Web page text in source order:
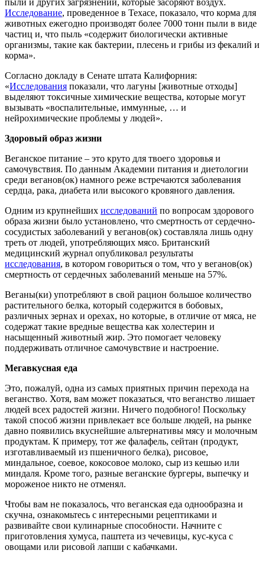
Исследование, проведенное в Техасе, показало, что корма для
животных ежегодно производят более 7000 тонн пыли в виде
частиц и, что пыль «содержит биологически активные
организмы, такие как бактерии, плесень и грибы из фекалий и
корма».
Согласно докладу в Сенате штата Калифорния:
«Исследования показали, что лагуны [животные отходы]
выделяют токсичные химические вещества, которые могут
вызывать «воспалительные, иммунные, … и
нейрохимические проблемы у людей».
Здоровый образ жизни
Веганское питание – это круто для твоего здоровья и
самочувствия. По данным Академии питания и диетологии
среди веганов(ок) намного реже встречаются заболевания
сердца, рака, диабета или высокого кровяного давления.
Одним из крупнейших исследований по вопросам здорового
образа жизни было установлено, что смертность от сердечно-
сосудистых заболеваний у веганов(ок) составляла лишь одну
треть от людей, употребляющих мясо. Британский
медицинский журнал опубликовал результаты
исследования, в котором говориться о том, что у веганов(ок)
смертность от сердечных заболеваний меньше на 57%.
Веганы(ки) употребляют в свой рацион большое количество
растительного белка, который содержится в бобовых,
различных зернах и орехах, но которые, в отличие от мяса, не
содержат такие вредные вещества как холестерин и
насыщенный животный жир. Это помогает человеку
поддерживать отличное самочувствие и настроение.
Мегавкусная еда
Это, пожалуй, одна из самых приятных причин перехода на
веганство. Хотя, вам может показаться, что веганство лишает
людей всех радостей жизни. Ничего подобного! Поскольку
такой способ жизни привлекает все больше людей, на рынке
давно появились вкуснейшие альтернативы мясу и молочным
продуктам. К примеру, тот же фалафель, сейтан (продукт,
изготавливаемый из пшеничного белка), рисовое,
миндальное, соевое, кокосовое молоко, сыр из кешью или
миндаля. Кроме того, разные веганские бургеры, выпечку и
мороженое никто не отменял.
Чтобы вам не показалось, что веганская еда однообразна и
скучна, ознакомьтесь с интересными рецептиками и
развивайте свои кулинарные способности. Начните с
приготовления хумуса, паштета из чечевицы, кус-куса с
овощами или рисовой лапши с кабачками.